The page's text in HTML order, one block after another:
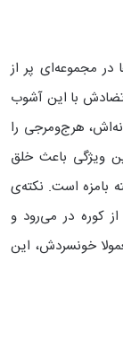
در مجموعه‌ای پر از
تضادش با این آشوب
هرج‌ومرجی را
ویژگی باعث خلق
بامزه است. نکته‌ی
کوره در می‌رود و
خونسردش، این